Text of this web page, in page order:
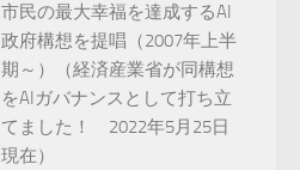
市民の最大幸福を達成するAI
政府構想を提唱（2007年上半
期～）（経済産業省が同構想
をAIガバナンスとして打ち立
てました！ 2022年5月25日
現在）